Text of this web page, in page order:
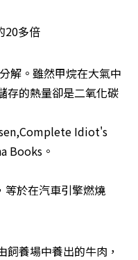
20多倍
解。雖然甲烷在大氣中
存的熱量卻是二氧化碳
Idiot's
Books。
等於在汽車引擎燃燒
養場中養出的牛肉，